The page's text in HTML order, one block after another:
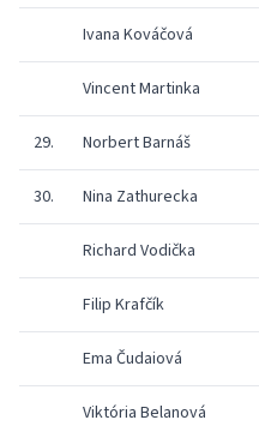
Ivana Kováčová
Vincent Martinka
29. Norbert Barnáš
30. Nina Zathurecka
Richard Vodička
Filip Krafčík
Ema Čudaiová
Viktória Belanová